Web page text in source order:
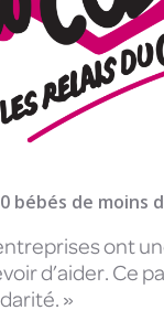
bébés de moins
ont
d’aider. Ce
»